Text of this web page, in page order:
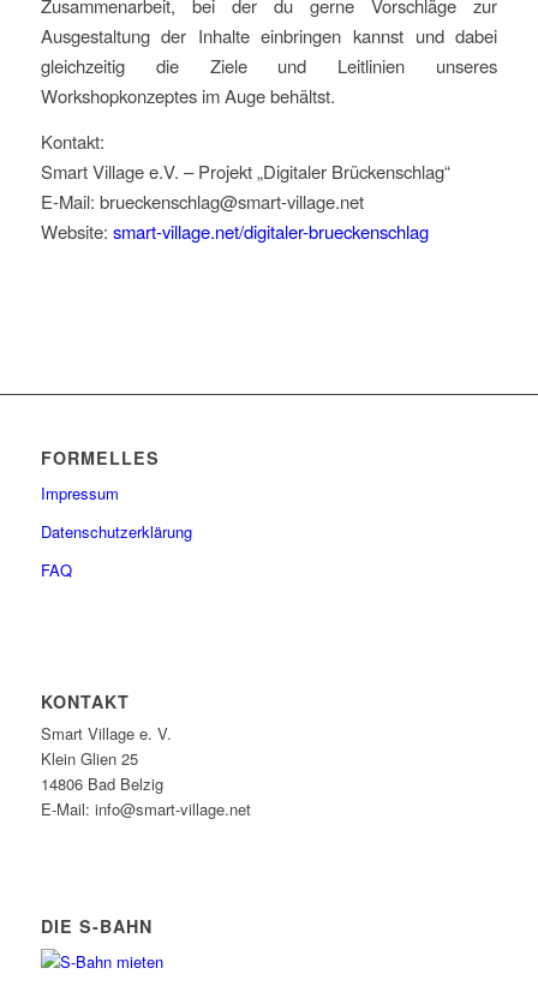
Zusammenarbeit, bei der du gerne Vorschläge zur
Ausgestaltung der Inhalte einbringen kannst und dabei
gleichzeitig die Ziele und Leitlinien unseres
Workshopkonzeptes im Auge behältst.
Kontakt:
Smart Village e.V. – Projekt „Digitaler Brückenschlag“
E-Mail: brueckenschlag@smart-village.net
Website: smart-village.net/digitaler-brueckenschlag
FORMELLES
Impressum
Datenschutzerklärung
FAQ
KONTAKT
Smart Village e. V.
Klein Glien 25
14806 Bad Belzig
E-Mail: info@smart-village.net
DIE S-BAHN